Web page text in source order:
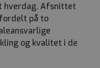
hverdag. Afsnittet
på to
og kvalitet i de